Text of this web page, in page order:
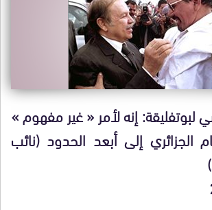
لبوتفليقة: إنه لأمر « غير مفهوم »
الجزائري إلى أبعد الحدود (نائب